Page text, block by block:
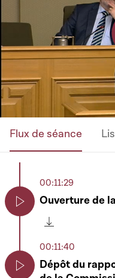
Flux de séance
00:11:29
Ouverture de
00:11:40
Dépôt du